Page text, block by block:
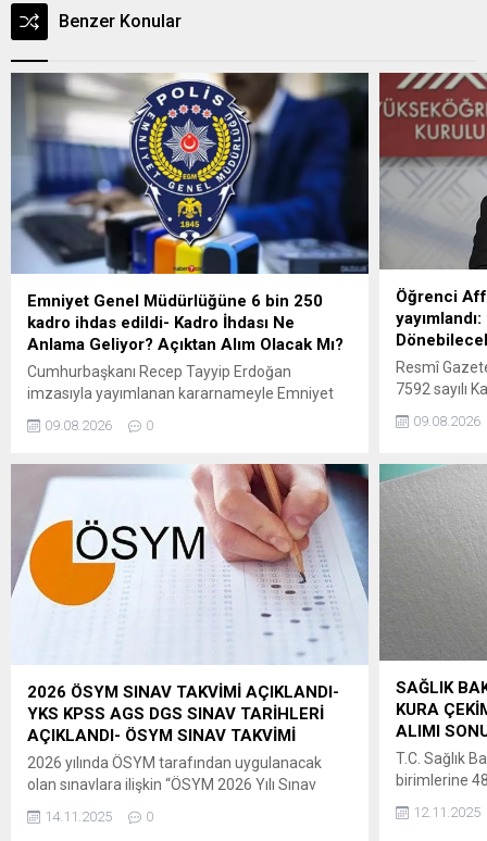
Benzer Konular
Emniyet Genel Müdürlüğüne 6 bin 250
kadro ihdas edildi- Kadro İhdası Ne
Anlama Geliyor? Açıktan Alım Olacak Mı?
Cumhurbaşkanı Recep Tayyip Erdoğan
imzasıyla yayımlanan kararnameyle Emniyet
6.250 kadro ihdas edildi. Merkez teşkilatı: 925
Emniyet Amiri Taşra teşkilatı: 500 Bilgisayar
İşletmeni4.200 Emniyet Amiri “ ”
09.08.2026 0
Öğrenci
Resmî
7592 sayılı
kapsamlı bir
geçti.
öğrenciler
hakkı elde
Kanun’da
09.08.2026
2026 ÖSYM SINAV TAKVİMİ AÇIKLANDI-
YKS KPSS AGS DGS SINAV TARİHLERİ
AÇIKLANDI- ÖSYM SINAV TAKVİMİ
2026 yılında ÖSYM tarafından uygulanacak
olan sınavlara ilişkin “ÖSYM 2026 Yılı Sınav
2025 tarihinde saat 09.30’dan itibaren
14.11.2025 0
SAĞLIK
KURA
ALIMI
T.C. Sağlık
birimlerine
Kanuna
12.11.2025